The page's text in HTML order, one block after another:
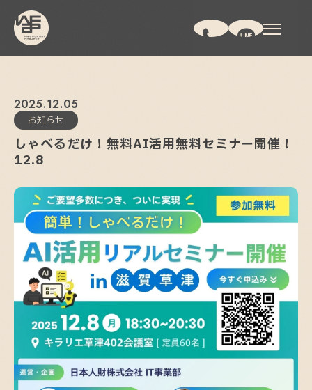
しゃべるだけ！無料AI活用無料セミナー開催！
12.8
2025 12 05
お知らせ